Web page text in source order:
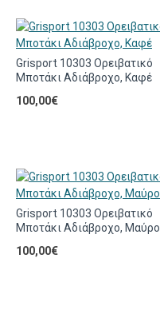
Grisport 10303 Ορειβατικό
Μποτάκι Αδιάβροχο, Καφέ
100,00€
Grisport 10303 Ορειβατικό
Μποτάκι Αδιάβροχο, Μαύρο
100,00€